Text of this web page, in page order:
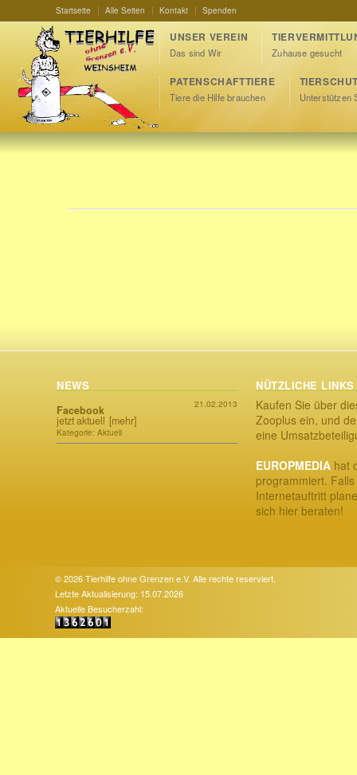
Startseite Alle Seiten Kontakt Spenden
UNSER VEREIN
Das sind Wir Zuhause gesucht
PATENSCHAFTTIERE
Tiere die Hilfe brauchen Unterstützen
NEWS
21.02.2013
Facebook
jetzt aktuell [mehr]
Kategorie: Aktuell
NÜTZLICHE LINKS
Kaufen Sie über
Zooplus ein, und
eine
EUROPMEDIA hat
programmiert.
Internetauftritt
sich hier beraten!
© 2026 Tierhilfe ohne Grenzen e.V. Alle rechte reserviert.
Letzte Aktualisierung: 15.07.2026
Aktuelle Besucherzahl: